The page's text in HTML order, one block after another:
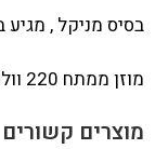
בסיס מניקל , מגיע ב 2 גדלים
מוזן ממתח 220 וולט
מוצרים קשורים